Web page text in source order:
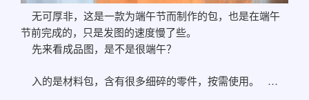
无可厚非，这是一款为端午节而制作的包，也是在端午
节前完成的，只是发图的速度慢了些。
先来看成品图，是不是很端午？
入的是材料包，含有很多细碎的零件，按需使用。 …